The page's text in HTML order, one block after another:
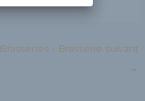
Brasseries - Brasserie suivant
→